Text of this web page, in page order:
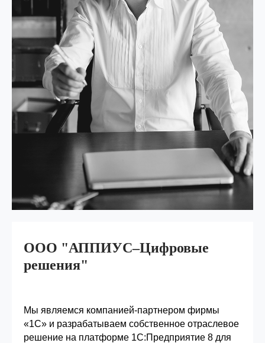
ООО "АППИУС–Цифровые
решения"
Мы являемся компанией-партнером фирмы
«1С» и разрабатываем собственное отраслевое
решение на платформе 1С:Предприятие 8 для